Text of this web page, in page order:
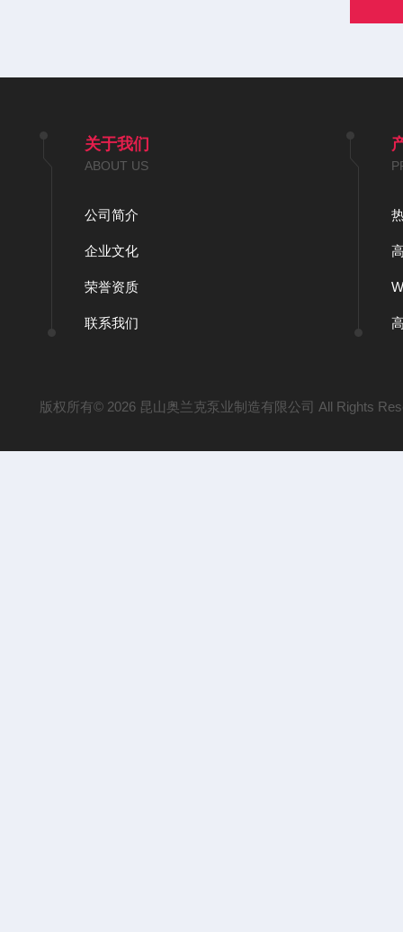
关于我们
ABOUT US
公司简介
企业文化
荣誉资质
联系我们
版权所有© 2026 昆山奥兰克泵业制造有限公司 All Rights